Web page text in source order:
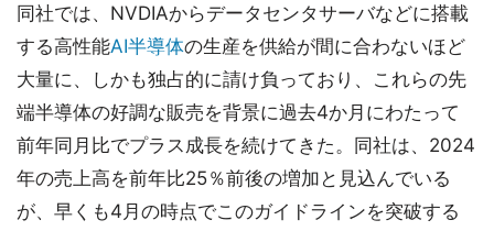
同社では、NVDIAからデータセンタサーバなどに搭載
する高性能AI半導体の生産を供給が間に合わないほど
大量に、しかも独占的に請け負っており、これらの先
端半導体の好調な販売を背景に過去4か月にわたって
前年同月比でプラス成長を続けてきた。同社は、2024
年の売上高を前年比25％前後の増加と見込んでいる
が、早くも4月の時点でこのガイドラインを突破する